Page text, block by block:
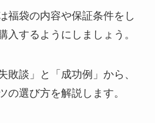
福袋の内容や保証条件をし
入するようにしましょう。
敗談」と「成功例」から、
の選び方を解説します。